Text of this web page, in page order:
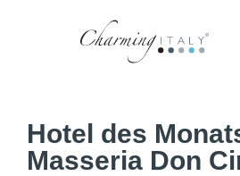
Hotel des
Masseria Don